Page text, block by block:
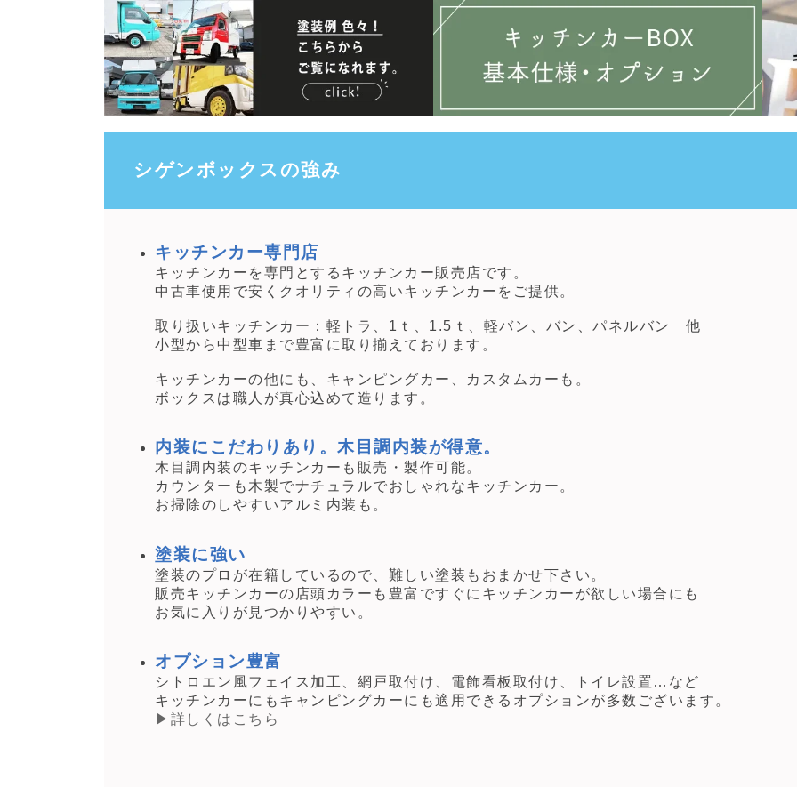
シゲンボックスの強み
キッチンカー専門店
キッチンカーを専門とするキッチンカー販売店です。
中古車使用で安くクオリティの高いキッチンカーをご提供。
取り扱いキッチンカー：軽トラ、1ｔ、1.5ｔ、軽バン、バン、パネルバン 他
小型から中型車まで豊富に取り揃えております。
キッチンカーの他にも、キャンピングカー、カスタムカーも。
ボックスは職人が真心込めて造ります。
内装にこだわりあり。木目調内装が得意。
木目調内装のキッチンカーも販売・製作可能。
カウンターも木製でナチュラルでおしゃれなキッチンカー。
お掃除のしやすいアルミ内装も。
塗装に強い
塗装のプロが在籍しているので、難しい塗装もおまかせ下さい。
販売キッチンカーの店頭カラーも豊富ですぐにキッチンカーが欲しい場合にも
お気に入りが見つかりやすい。
オプション豊富
シトロエン風フェイス加工、網戸取付け、電飾看板取付け、トイレ設置…など
キッチンカーにもキャンピングカーにも適用できるオプションが多数ございます。
▶詳しくはこちら